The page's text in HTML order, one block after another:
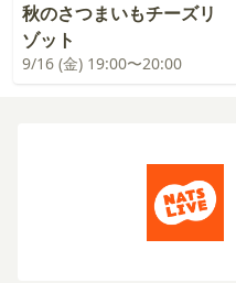
秋のさつまいもチーズリ
ゾット
9/16 (金) 19:00〜20:00